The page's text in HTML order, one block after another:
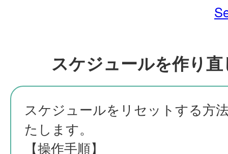
スケジュールを作り
スケジュールをリセットする方
たします。
【操作手順】